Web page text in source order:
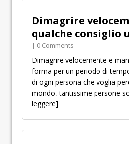
Dimagrire
qualche consiglio
| 0 Comments
Dimagrire velocemente e
forma per un periodo di
di ogni persona che voglia
mondo, tantissime persone
leggere]